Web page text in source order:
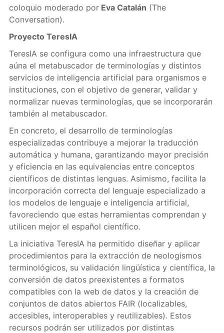
coloquio moderado porEva Catalán (The
Conversation).
Proyecto TeresIA
TeresIA se configura como una infraestructura que
aúna el metabuscador de terminologías y distintos
servicios de inteligencia artificial para organismos e
instituciones, con el objetivo de generar, validar y
normalizar nuevas terminologías, que se incorporarán
también al metabuscador.
En concreto, el desarrollo de terminologías
especializadas contribuye a mejorar la traducción
automática y humana, garantizando mayor precisión
y eficiencia en las equivalencias entre conceptos
científicos de distintas lenguas. Asimismo, facilita la
incorporación correcta del lenguaje especializado a
los modelos de lenguaje e inteligencia artificial,
favoreciendo que estas herramientas comprendan y
utilicen mejor el español científico.
La iniciativa TeresIA ha permitido diseñar y aplicar
procedimientos para la extracción de neologismos
terminológicos, su validación lingüística y científica, la
conversión de datos preexistentes a formatos
compatibles con la web de datos y la creación de
conjuntos de datos abiertos FAIR (localizables,
accesibles, interoperables y reutilizables). Estos
recursos podrán ser utilizados por distintas